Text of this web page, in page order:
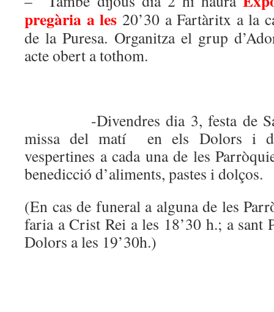
pregària a les 20’30 a Fartàritx a la
de la Puresa. Organitza el grup
acte obert a tothom.
-Divendres dia 3, festa de
missa del matí en els Dolors i
vespertines a cada una de les
benedicció d’aliments, pastes i dolços.
(En cas de funeral a alguna de les
faria a Crist Rei a les 18’30 h.; a sant
Dolors a les 19’30h.)